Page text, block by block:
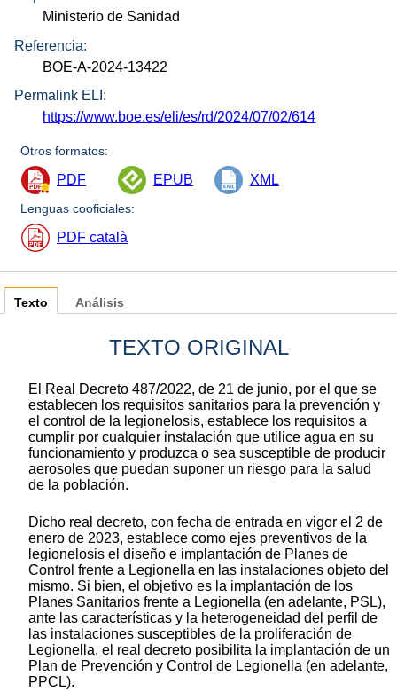
Ministerio de Sanidad
Referencia:
BOE-A-2024-13422
Permalink ELI:
https://www.boe.es/eli/es/rd/2024/07/02/614
Otros formatos:
PDF EPUB XML
Lenguas cooficiales:
PDF català
Texto
TEXTO ORIGINAL
El Real Decreto 487/2022, de 21 de junio, por el que se
establecen los requisitos sanitarios para la prevención y
el control de la legionelosis, establece los requisitos a
cumplir por cualquier instalación que utilice agua en su
funcionamiento y produzca o sea susceptible de producir
aerosoles que puedan suponer un riesgo para la salud
de la población.
Dicho real decreto, con fecha de entrada en vigor el 2 de
enero de 2023, establece como ejes preventivos de la
legionelosis el diseño e implantación de Planes de
Control frente a Legionella en las instalaciones objeto del
mismo. Si bien, el objetivo es la implantación de los
Planes Sanitarios frente a Legionella (en adelante, PSL),
ante las características y la heterogeneidad del perfil de
las instalaciones susceptibles de la proliferación de
Legionella, el real decreto posibilita la implantación de un
Plan de Prevención y Control de Legionella (en adelante,
PPCL).
Análisis